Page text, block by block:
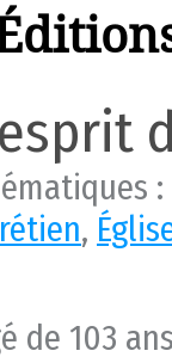
:
,
de 103